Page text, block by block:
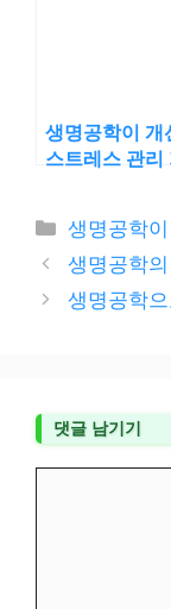
생명공학이 개
스트레스 관리
카
테
리
생명공학
생명공학
생명공학
댓글 남기기